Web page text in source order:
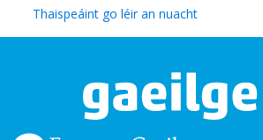
Thaispeáint go léir an nuacht